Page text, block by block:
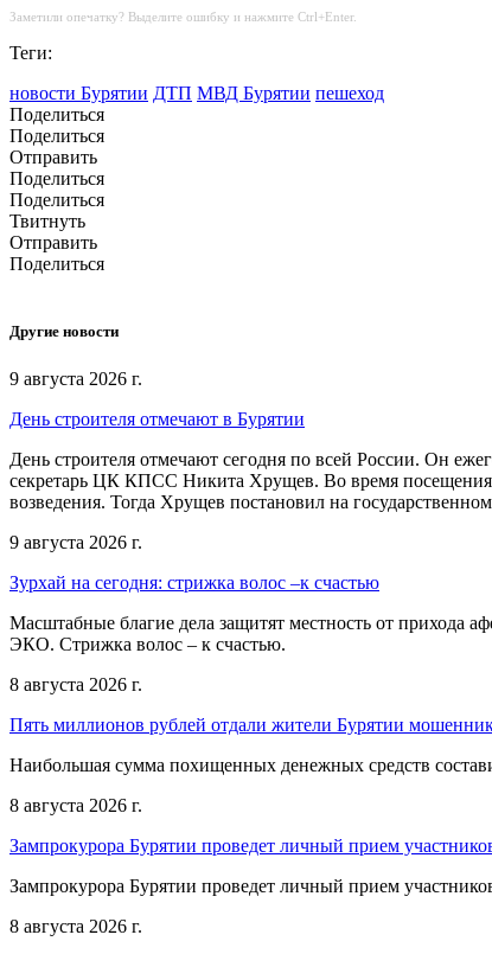
Заметили опечатку? Выделите ошибку и нажмите Ctrl+Enter.
Теги:
новости Бурятии ДТП МВД Бурятии пешеход
Поделиться
Поделиться
Отправить
Поделиться
Поделиться
Твитнуть
Отправить
Поделиться
Другие новости
9 августа 2026 г.
День строителя отмечают в Бурятии
День строителя отмечают сегодня по всей России. Он
секретарь ЦК КПСС Никита Хрущев. Во время посещения
возведения. Тогда Хрущев постановил на
9 августа 2026 г.
Зурхай на сегодня: стрижка волос –к счастью
Масштабные благие дела защитят местность от прихода
ЭКО. Стрижка волос – к счастью.
8 августа 2026 г.
Пять миллионов рублей отдали жители Бурятии
Наибольшая сумма похищенных денежных средств
8 августа 2026 г.
Зампрокурора Бурятии проведет личный прием
Зампрокурора Бурятии проведет личный прием
8 августа 2026 г.